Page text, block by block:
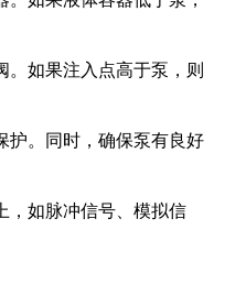
如果注入点高于泵，则
。同时，确保泵有良好
如脉冲信号、模拟信